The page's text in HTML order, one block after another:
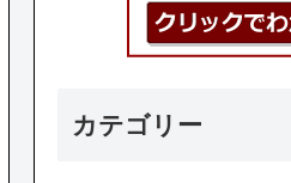
カテゴリー